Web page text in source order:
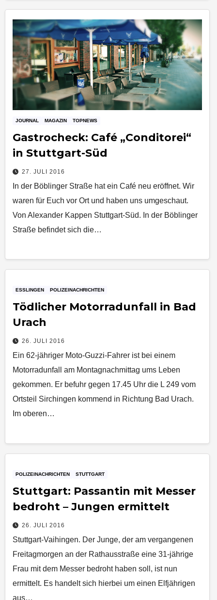
JOURNAL MAGAZIN TOPNEWS
Gastrocheck: Café „Conditorei“
in Stuttgart-Süd
27. JULI 2016
In der Böblinger Straße hat ein Café neu eröffnet. Wir
waren für Euch vor Ort und haben uns umgeschaut.
Von Alexander Kappen Stuttgart-Süd. In der Böblinger
Straße befindet sich die…
ESSLINGEN POLIZEINACHRICHTEN
Tödlicher Motorradunfall in Bad
Urach
26. JULI 2016
Ein 62-jähriger Moto-Guzzi-Fahrer ist bei einem
Motorradunfall am Montagnachmittag ums Leben
gekommen. Er befuhr gegen 17.45 Uhr die L 249 vom
Ortsteil Sirchingen kommend in Richtung Bad Urach.
Im oberen…
POLIZEINACHRICHTEN STUTTGART
Stuttgart: Passantin mit Messer
bedroht – Jungen ermittelt
26. JULI 2016
Stuttgart-Vaihingen. Der Junge, der am vergangenen
Freitagmorgen an der Rathausstraße eine 31-jährige
Frau mit dem Messer bedroht haben soll, ist nun
ermittelt. Es handelt sich hierbei um einen Elfjährigen
aus…